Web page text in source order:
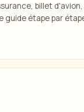
billet
guide étape par